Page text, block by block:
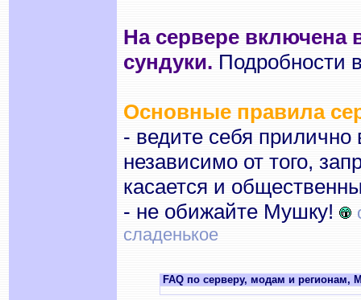
На сервере включена
сундуки. Подробности
Основные правила
- ведите себя
независимо от того,
касается и
- не обижайте Мушку!
сладенькое
FAQ по серверу, модам и